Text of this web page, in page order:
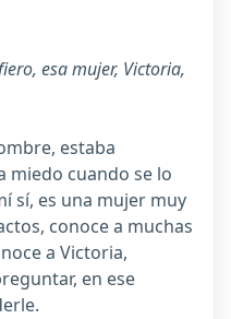
esa mujer, Victoria,
estaba
miedo cuando se lo
sí, es una mujer muy
conoce a muchas
a Victoria,
en ese